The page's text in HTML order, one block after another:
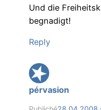
Und die
begnadigt!
Reply
pérvasion